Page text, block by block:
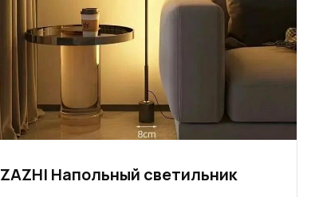
ZAZHI Напольный светильник